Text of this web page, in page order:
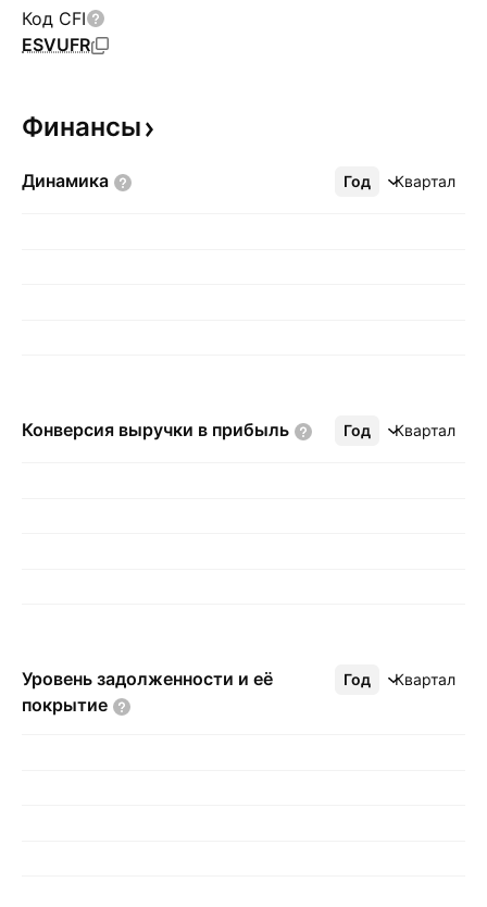
Код CFI
ESVUFR
Финансы
Динамика Год Квартал
Ещё
Конверсия выручки в прибыль Год Квартал
Ещё
Уровень задолженности и её
покрытие
Год Квартал
Ещё